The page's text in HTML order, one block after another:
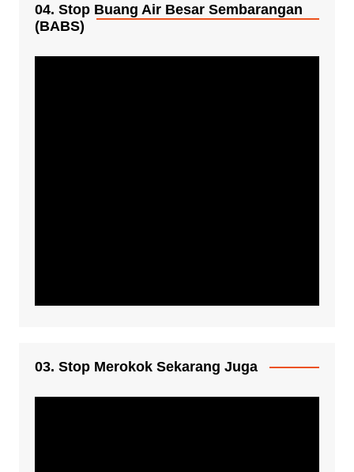
04. Stop Buang Air Besar Sembarangan
(BABS)
03. Stop Merokok Sekarang Juga